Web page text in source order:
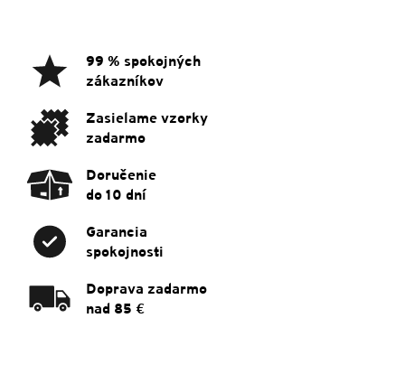
99 % spokojných
zákazníkov
Zasielame vzorky
zadarmo
Doručenie
do 10 dní
Garancia
spokojnosti
Doprava zadarmo
nad 85 €